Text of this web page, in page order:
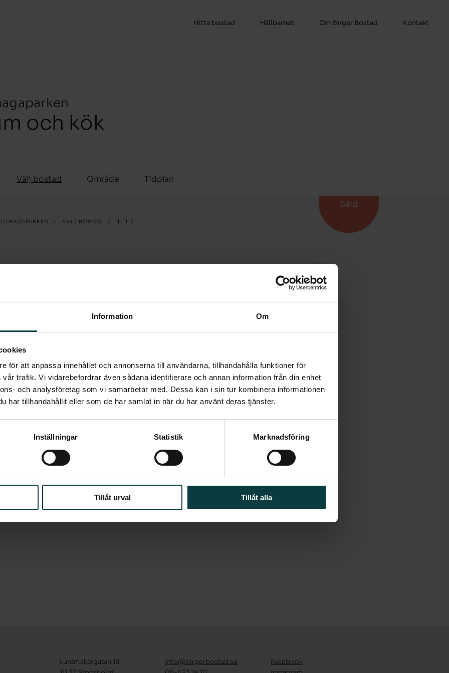
Information Om
för att anpassa innehållet och annonserna till användarna, tillhandahålla funktioner för
trafik. Vi vidarebefordrar även sådana identifierare och annan information från din enhet
och analysföretag som vi samarbetar med. Dessa kan i sin tur kombinera informationen
har tillhandahållit eller som de har samlat in när du har använt deras tjänster.
Inställningar Statistik Marknadsföring
Tillåt urval Tillåt alla
Kontakt
Om Birger Bostad
Hållbarhet
Hitta bostad
och kök
Välj bostad Område Tidplan
/ VÄLJ BOSTAD / 1-1115
Såld
genomgående parkettgolv
innanför entrén, finns två
och utgång till balkong.
diskmaskin och arbetsbänk.
badrummet finner du duschutrymmet
med spegel och belysning samt
Boendeform: Bostadsrätt
35 kvm
Pris:
-
Luntmakargatan 18
info@birgerbostad.se
Facebook